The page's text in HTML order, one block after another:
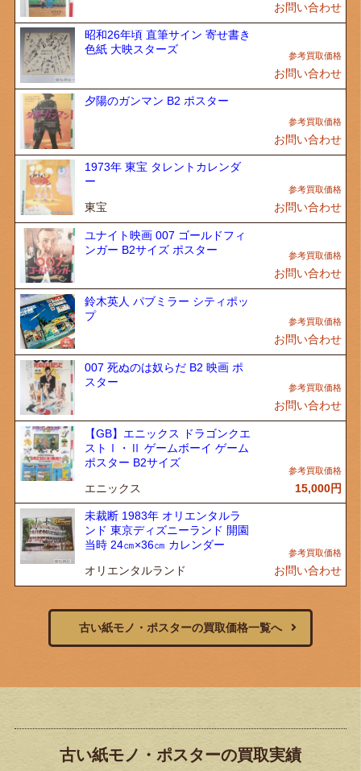
お問い合わせ
昭和26年頃 直筆サイン 寄せ書き
色紙 大映スターズ
お問い合わせ
夕陽のガンマン B2 ポスター
お問い合わせ
1973年 東宝 タレントカレンダ
ー
東宝 お問い合わせ
ユナイト映画 007 ゴールドフィ
ンガー B2サイズ ポスター
お問い合わせ
鈴木英人 パブミラー シティポッ
プ
お問い合わせ
007 死ぬのは奴らだ B2 映画 ポ
スター
お問い合わせ
【GB】エニックス ドラゴンクエ
ストⅠ・Ⅱ ゲームボーイ ゲーム
ポスター B2サイズ
エニックス 15,000円
未裁断 1983年 オリエンタルラ
ンド 東京ディズニーランド 開園
当時 24㎝×36㎝ カレンダー
オリエンタルランド お問い合わせ
古い紙モノ・ポスターの買取価格一覧へ
古い紙モノ・ポスターの買取実績